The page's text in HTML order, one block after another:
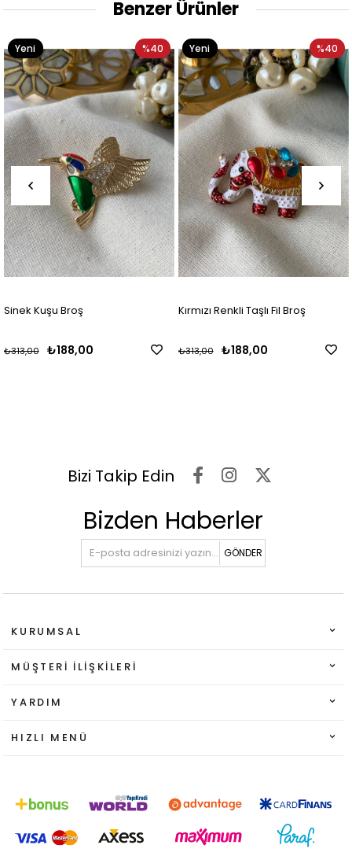
Benzer Ürünler
Sinek Kuşu Broş
₺188,00
₺313,00
%40
Yeni
Ürün
Kırmızı Renkli Taşlı Fil Broş
₺188,00
₺313,00
%40
Yeni
Ürün
Bizi Takip Edin
Bizden Haberler
GÖNDER
KURUMSAL
MÜŞTERI İLIŞKILERI
YARDIM
HIZLI MENÜ